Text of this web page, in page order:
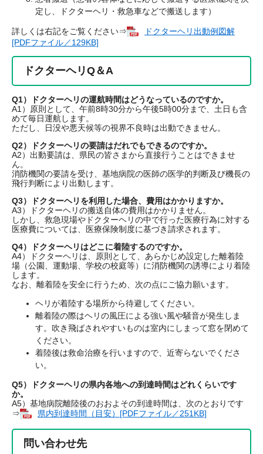
定し、ドクターヘリ・救急車などで搬送します）
詳しくは右記をご覧ください⇒
ドクターヘリ出動例図解
[PDFファイル／129KB]
ドクターヘリQ＆A
Q1）ドクターヘリの運航時間はどうなっているのですか。
A1）原則として、午前8時30分から午後5時00分まで、土日も含
めて毎日運航します。
ただし、日没や悪天候等の視界不良時は出動できません。
Q2）ドクターヘリの要請はだれでもできるのですか。
A2）出動要請は、県民の皆さまから直接行うことはできませ
ん。
消防機関の要請を受け、基地病院の医師の医学的判断及び機長の
飛行判断により出動します。
Q3）ドクターヘリを利用した場合、費用はかかりますか。
A3）ドクターヘリの搬送自体の費用はかかりません。
しかし、救急現場やドクターヘリの中で行った医療行為に対する
医療費については、医療保険制度に基づき請求されます。
Q4）ドクターヘリはどこに着陸するのですか。
A4）ドクターヘリは、原則として、あらかじめ設定した離着陸
場（公園、運動場、学校の校庭等）に消防機関の誘導により着陸
します。
なお、離着陸を安全に行うため、次の点にご協力願います。
ヘリが着陸する場所から待避してください。
離着陸の際はヘリの風圧による強い風や騒音が発生しま
す。吹き飛ばされやすいものは室内にしまって窓を閉めて
ください。
着陸後は救命治療を行いますので、近寄らないでくださ
い。
Q5）ドクターヘリの県内各地への到達時間はどれくらいです
か。
A5）基地病院離陸後のおおよその到達時間は、次のとおりです
⇒
県内到達時間（目安）[PDFファイル／251KB]
問い合わせ先